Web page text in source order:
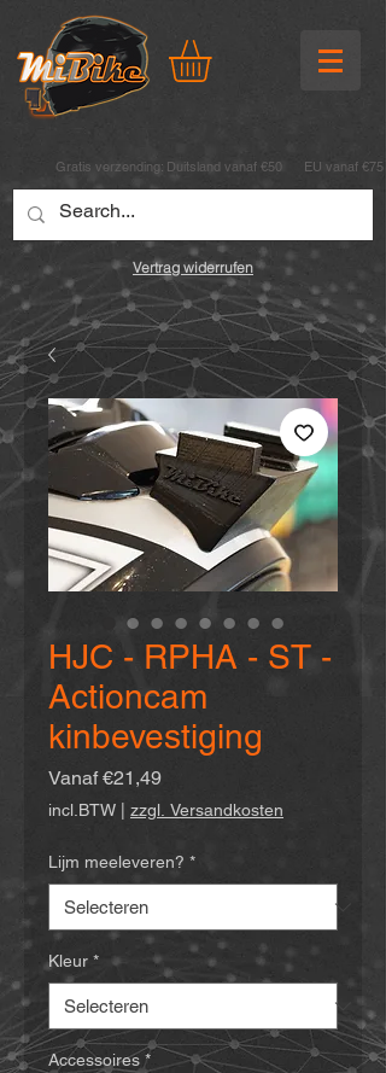
Gratis verzending: Duitsland vanaf €50 EU vanaf €75
Vertrag widerrufen
HJC - RPHA - ST -
Actioncam
kinbevestiging
Vanaf€21,49Verkoopprijs
incl.BTW zzgl. Versandkosten
Lijm meeleveren? *
Kleur *
Accessoires *